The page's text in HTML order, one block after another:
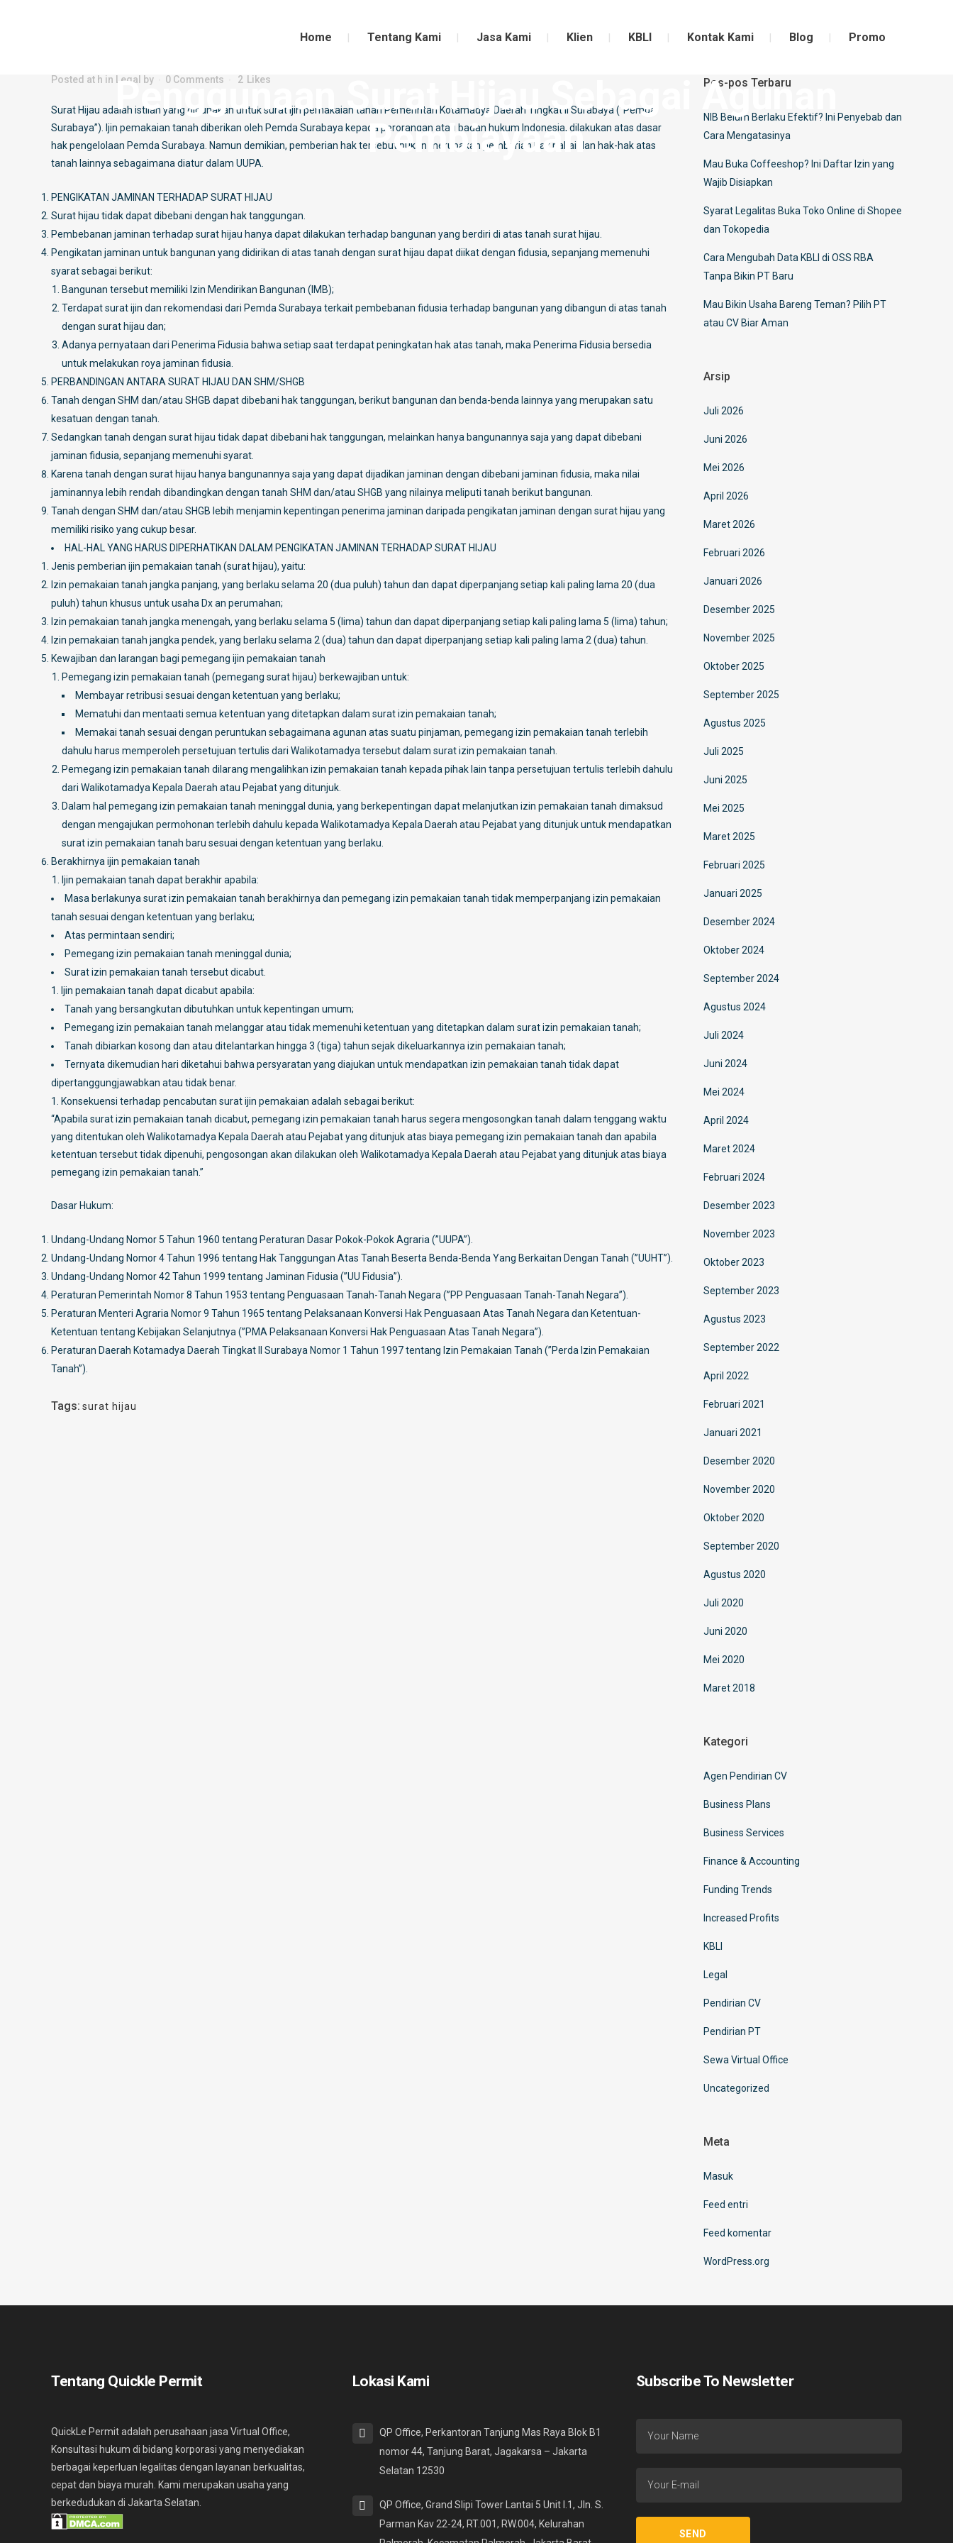
Home Tentang Kami Jasa Kami Klien KBLI Kontak Kami Blog Promo
Penggunaan Surat Hijau Sebagai Agunan
Pembiayaan
Posted at h in Legal by 0 Comments 2 Likes
Surat Hijau adalah istilah yang digunakan untuk surat ijin pemakaian tanah Pemerintah Kotamadya Daerah Tingkat II Surabaya (“Pemda
Surabaya”). Ijin pemakaian tanah diberikan oleh Pemda Surabaya kepada perorangan atau badan hukum Indonesia, dilakukan atas dasar
hak pengelolaan Pemda Surabaya. Namun demikian, pemberian hak tersebut bukan merupakan pemberian hak pakai dan hak-hak atas
tanah lainnya sebagaimana diatur dalam UUPA.
PENGIKATAN JAMINAN TERHADAP SURAT HIJAU
Surat hijau tidak dapat dibebani dengan hak tanggungan.
Pembebanan jaminan terhadap surat hijau hanya dapat dilakukan terhadap bangunan yang berdiri di atas tanah surat hijau.
Pengikatan jaminan untuk bangunan yang didirikan di atas tanah dengan surat hijau dapat diikat dengan fidusia, sepanjang memenuhi
syarat sebagai berikut:
Bangunan tersebut memiliki Izin Mendirikan Bangunan (IMB);
Terdapat surat ijin dan rekomendasi dari Pemda Surabaya terkait pembebanan fidusia terhadap bangunan yang dibangun di atas tanah
dengan surat hijau dan;
Adanya pernyataan dari Penerima Fidusia bahwa setiap saat terdapat peningkatan hak atas tanah, maka Penerima Fidusia bersedia
untuk melakukan roya jaminan fidusia.
PERBANDINGAN ANTARA SURAT HIJAU DAN SHM/SHGB
Tanah dengan SHM dan/atau SHGB dapat dibebani hak tanggungan, berikut bangunan dan benda-benda lainnya yang merupakan satu
kesatuan dengan tanah.
Sedangkan tanah dengan surat hijau tidak dapat dibebani hak tanggungan, melainkan hanya bangunannya saja yang dapat dibebani
jaminan fidusia, sepanjang memenuhi syarat.
Karena tanah dengan surat hijau hanya bangunannya saja yang dapat dijadikan jaminan dengan dibebani jaminan fidusia, maka nilai
jaminannya lebih rendah dibandingkan dengan tanah SHM dan/atau SHGB yang nilainya meliputi tanah berikut bangunan.
Tanah dengan SHM dan/atau SHGB lebih menjamin kepentingan penerima jaminan daripada pengikatan jaminan dengan surat hijau yang
memiliki risiko yang cukup besar.
HAL-HAL YANG HARUS DIPERHATIKAN DALAM PENGIKATAN JAMINAN TERHADAP SURAT HIJAU
Jenis pemberian ijin pemakaian tanah (surat hijau), yaitu:
Izin pemakaian tanah jangka panjang, yang berlaku selama 20 (dua puluh) tahun dan dapat diperpanjang setiap kali paling lama 20 (dua
puluh) tahun khusus untuk usaha Dx an perumahan;
Izin pemakaian tanah jangka menengah, yang berlaku selama 5 (lima) tahun dan dapat diperpanjang setiap kali paling lama 5 (lima) tahun;
Izin pemakaian tanah jangka pendek, yang berlaku selama 2 (dua) tahun dan dapat diperpanjang setiap kali paling lama 2 (dua) tahun.
Kewajiban dan larangan bagi pemegang ijin pemakaian tanah
Pemegang izin pemakaian tanah (pemegang surat hijau) berkewajiban untuk:
Membayar retribusi sesuai dengan ketentuan yang berlaku;
Mematuhi dan mentaati semua ketentuan yang ditetapkan dalam surat izin pemakaian tanah;
Memakai tanah sesuai dengan peruntukan sebagaimana agunan atas suatu pinjaman, pemegang izin pemakaian tanah terlebih
dahulu harus memperoleh persetujuan tertulis dari Walikotamadya tersebut dalam surat izin pemakaian tanah.
Pemegang izin pemakaian tanah dilarang mengalihkan izin pemakaian tanah kepada pihak lain tanpa persetujuan tertulis terlebih dahulu
dari Walikotamadya Kepala Daerah atau Pejabat yang ditunjuk.
Dalam hal pemegang izin pemakaian tanah meninggal dunia, yang berkepentingan dapat melanjutkan izin pemakaian tanah dimaksud
dengan mengajukan permohonan terlebih dahulu kepada Walikotamadya Kepala Daerah atau Pejabat yang ditunjuk untuk mendapatkan
surat izin pemakaian tanah baru sesuai dengan ketentuan yang berlaku.
Berakhirnya ijin pemakaian tanah
Ijin pemakaian tanah dapat berakhir apabila:
Masa berlakunya surat izin pemakaian tanah berakhirnya dan pemegang izin pemakaian tanah tidak memperpanjang izin pemakaian
tanah sesuai dengan ketentuan yang berlaku;
Atas permintaan sendiri;
Pemegang izin pemakaian tanah meninggal dunia;
Surat izin pemakaian tanah tersebut dicabut.
Ijin pemakaian tanah dapat dicabut apabila:
Tanah yang bersangkutan dibutuhkan untuk kepentingan umum;
Pemegang izin pemakaian tanah melanggar atau tidak memenuhi ketentuan yang ditetapkan dalam surat izin pemakaian tanah;
Tanah dibiarkan kosong dan atau ditelantarkan hingga 3 (tiga) tahun sejak dikeluarkannya izin pemakaian tanah;
Ternyata dikemudian hari diketahui bahwa persyaratan yang diajukan untuk mendapatkan izin pemakaian tanah tidak dapat
dipertanggungjawabkan atau tidak benar.
Konsekuensi terhadap pencabutan surat ijin pemakaian adalah sebagai berikut:
“Apabila surat izin pemakaian tanah dicabut, pemegang izin pemakaian tanah harus segera mengosongkan tanah dalam tenggang waktu
yang ditentukan oleh Walikotamadya Kepala Daerah atau Pejabat yang ditunjuk atas biaya pemegang izin pemakaian tanah dan apabila
ketentuan tersebut tidak dipenuhi, pengosongan akan dilakukan oleh Walikotamadya Kepala Daerah atau Pejabat yang ditunjuk atas biaya
pemegang izin pemakaian tanah.”
Dasar Hukum:
Undang-Undang Nomor 5 Tahun 1960 tentang Peraturan Dasar Pokok-Pokok Agraria (”UUPA”).
Undang-Undang Nomor 4 Tahun 1996 tentang Hak Tanggungan Atas Tanah Beserta Benda-Benda Yang Berkaitan Dengan Tanah (”UUHT”).
Undang-Undang Nomor 42 Tahun 1999 tentang Jaminan Fidusia (”UU Fidusia”).
Peraturan Pemerintah Nomor 8 Tahun 1953 tentang Penguasaan Tanah-Tanah Negara (”PP Penguasaan Tanah-Tanah Negara”).
Peraturan Menteri Agraria Nomor 9 Tahun 1965 tentang Pelaksanaan Konversi Hak Penguasaan Atas Tanah Negara dan Ketentuan-
Ketentuan tentang Kebijakan Selanjutnya (”PMA Pelaksanaan Konversi Hak Penguasaan Atas Tanah Negara”).
Peraturan Daerah Kotamadya Daerah Tingkat II Surabaya Nomor 1 Tahun 1997 tentang Izin Pemakaian Tanah (”Perda Izin Pemakaian
Tanah”).
Tags: surat hijau
Pos-pos Terbaru
NIB Belum Berlaku Efektif? Ini Penyebab dan
Cara Mengatasinya
Mau Buka Coffeeshop? Ini Daftar Izin yang
Wajib Disiapkan
Syarat Legalitas Buka Toko Online di Shopee
dan Tokopedia
Cara Mengubah Data KBLI di OSS RBA
Tanpa Bikin PT Baru
Mau Bikin Usaha Bareng Teman? Pilih PT
atau CV Biar Aman
Arsip
Juli 2026
Juni 2026
Mei 2026
April 2026
Maret 2026
Februari 2026
Januari 2026
Desember 2025
November 2025
Oktober 2025
September 2025
Agustus 2025
Juli 2025
Juni 2025
Mei 2025
Maret 2025
Februari 2025
Januari 2025
Desember 2024
Oktober 2024
September 2024
Agustus 2024
Juli 2024
Juni 2024
Mei 2024
April 2024
Maret 2024
Februari 2024
Desember 2023
November 2023
Oktober 2023
September 2023
Agustus 2023
September 2022
April 2022
Februari 2021
Januari 2021
Desember 2020
November 2020
Oktober 2020
September 2020
Agustus 2020
Juli 2020
Juni 2020
Mei 2020
Maret 2018
Kategori
Agen Pendirian CV
Business Plans
Business Services
Finance & Accounting
Funding Trends
Increased Profits
KBLI
Legal
Pendirian CV
Pendirian PT
Sewa Virtual Office
Uncategorized
Meta
Masuk
Feed entri
Feed komentar
WordPress.org
Tentang Quickle Permit
QuickLe Permit adalah perusahaan jasa Virtual Office,
Konsultasi hukum di bidang korporasi yang menyediakan
berbagai keperluan legalitas dengan layanan berkualitas,
cepat dan biaya murah. Kami merupakan usaha yang
berkedudukan di Jakarta Selatan.
Lokasi Kami
QP Office, Perkantoran Tanjung Mas Raya Blok B1
nomor 44, Tanjung Barat, Jagakarsa – Jakarta
Selatan 12530
QP Office, Grand Slipi Tower Lantai 5 Unit I.1, Jln. S.
Parman Kav 22-24, RT.001, RW.004, Kelurahan
Subscribe To Newsletter